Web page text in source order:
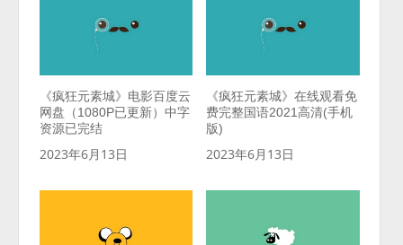
《疯狂元素城》电影百度云
网盘（1080P已更新）中字
资源已完结
2023年6月13日
《疯狂元素城》在线观看免
费完整国语2021高清(手机
版)
2023年6月13日